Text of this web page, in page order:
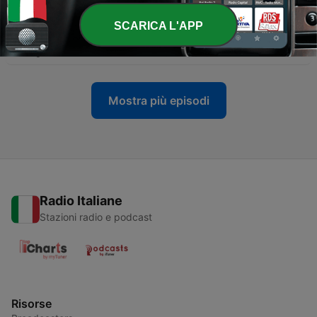
28 Lug 2026
863 - Il sistema solare svedese | 801
27 Lug 2026
Mostra più episodi
Radio Italiane
Stazioni radio e podcast
Risorse
SCARICA L'APP